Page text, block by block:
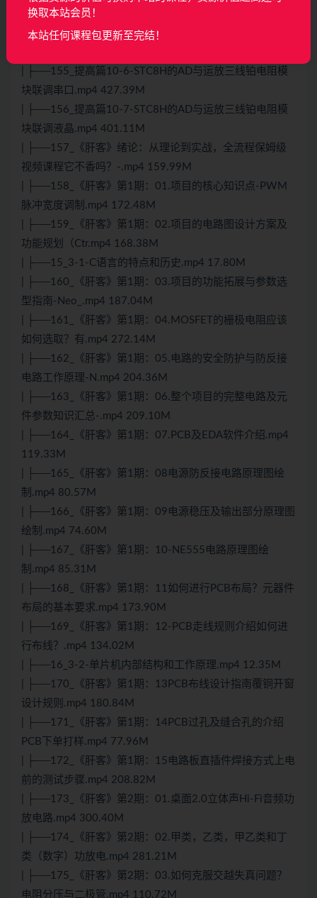
关系.mp4 214.05M
| ├──154_提高篇10-5-利用STC8H单片机内部1.19V信号
| ├──155_提高篇10-6-STC8H的AD与运放三线铂电阻模
块联调串口.mp4 427.39M
| ├──156_提高篇10-7-STC8H的AD与运放三线铂电阻模
块联调液晶.mp4 401.11M
| ├──157_《肝客》绪论：从理论到实战，全流程保姆级
视频课程它不香吗？-.mp4 159.99M
| ├──158_《肝客》第1期：01.项目的核心知识点-PWM
脉冲宽度调制.mp4 172.48M
| ├──159_《肝客》第1期：02.项目的电路图设计方案及
功能规划（Ctr.mp4 168.38M
| ├──15_3-1-C语言的特点和历史.mp4 17.80M
| ├──160_《肝客》第1期：03.项目的功能拓展与参数选
型指南-Neo_.mp4 187.04M
| ├──161_《肝客》第1期：04.MOSFET的栅极电阻应该
如何选取？有.mp4 272.14M
| ├──162_《肝客》第1期：05.电路的安全防护与防反接
电路工作原理-N.mp4 204.36M
| ├──163_《肝客》第1期：06.整个项目的完整电路及元
件参数知识汇总-.mp4 209.10M
| ├──164_《肝客》第1期：07.PCB及EDA软件介绍.mp4
119.33M
| ├──165_《肝客》第1期：08电源防反接电路原理图绘
制.mp4 80.57M
| ├──166_《肝客》第1期：09电源稳压及输出部分原理图
绘制.mp4 74.60M
| ├──167_《肝客》第1期：10-NE555电路原理图绘
制.mp4 85.31M
| ├──168_《肝客》第1期：11如何进行PCB布局？元器件
布局的基本要求.mp4 173.90M
| ├──169_《肝客》第1期：12-PCB走线规则介绍如何进
行布线？.mp4 134.02M
| ├──16_3-2-单片机内部结构和工作原理.mp4 12.35M
| ├──170_《肝客》第1期：13PCB布线设计指南覆铜开窗
设计规则.mp4 180.84M
| ├──171_《肝客》第1期：14PCB过孔及缝合孔的介绍
PCB下单打样.mp4 77.96M
| ├──172_《肝客》第1期：15电路板直插件焊接方式上电
前的 测试步骤.mp4 208.82M
| ├──173_《肝客》第2期：01.桌面2.0立体声Hi-Fi音频功
放电路.mp4 300.40M
| ├──174_《肝客》第2期：02.甲类，乙类，甲乙类和丁
类（数字）功放电.mp4 281.21M
| ├──175_《肝客》第2期：03.如何克服交越失真问题？
电阻分压与二极管.mp4 110.72M
换取本站会员！
本站任何课程包更新至完结！